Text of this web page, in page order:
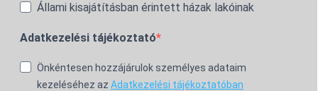
Állami kisajátításban érintett házak lakóinak
Adatkezelési tájékoztató
Önkéntesen hozzájárulok személyes adataim
kezeléséhez az Adatkezelési tájékoztatóban